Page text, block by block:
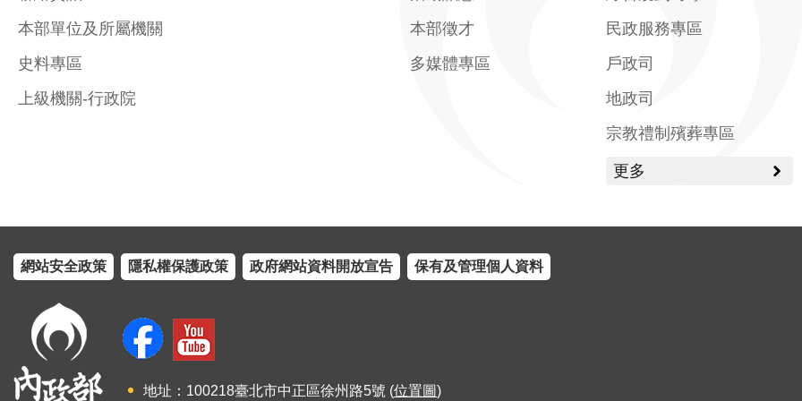
本部單位及所屬機關
史料專區
上級機關-行政院
本部徵才
多媒體專區
民政服務專區
戶政司
地政司
宗教禮制殯葬專區
更多
網站安全政策 隱私權保護政策 政府網站資料開放宣告 保有及管理個人資料
地址：100218臺北市中正區徐州路5號 (位置圖)